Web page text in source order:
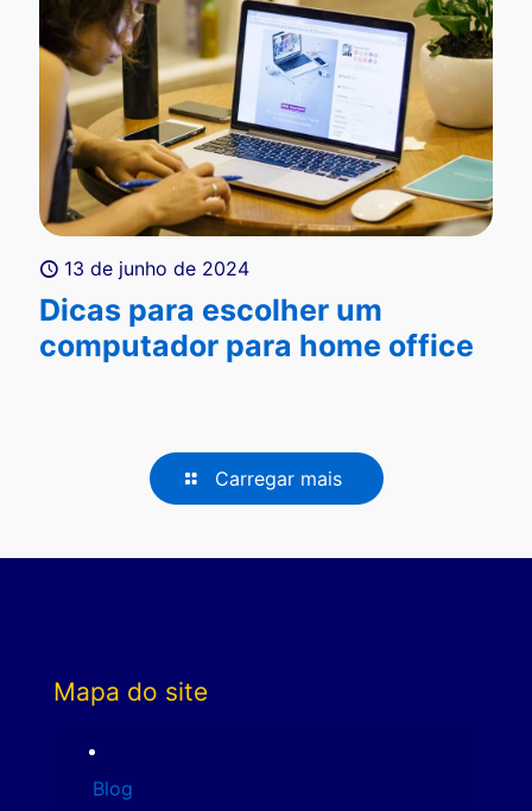
13 de junho de 2024
Dicas para escolher um
computador para home office
Carregar mais
Mapa do site
Blog